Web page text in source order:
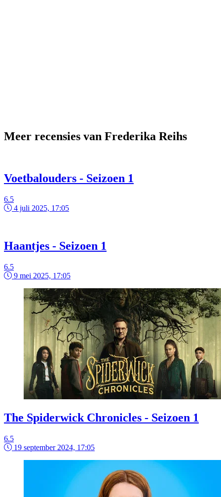
Meer recensies van Frederika Reihs
Voetbalouders - Seizoen 1
6.5
4 juli 2025, 17:05
Haantjes - Seizoen 1
6.5
9 mei 2025, 17:05
The Spiderwick Chronicles - Seizoen 1
6.5
19 september 2024, 17:05